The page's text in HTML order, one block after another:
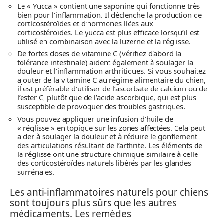
Le « Yucca » contient une saponine qui fonctionne très
bien pour l’inflammation. Il déclenche la production de
corticostéroïdes et d’hormones liées aux
corticostéroïdes. Le yucca est plus efficace lorsqu’il est
utilisé en combinaison avec la luzerne et la réglisse.
De fortes doses de vitamine C (vérifiez d’abord la
tolérance intestinale) aident également à soulager la
douleur et l’inflammation arthritiques. Si vous souhaitez
ajouter de la vitamine C au régime alimentaire du chien,
il est préférable d’utiliser de l’ascorbate de calcium ou de
l’ester C, plutôt que de l’acide ascorbique, qui est plus
susceptible de provoquer des troubles gastriques.
Vous pouvez appliquer une infusion d’huile de
« réglisse » en topique sur les zones affectées. Cela peut
aider à soulager la douleur et à réduire le gonflement
des articulations résultant de l’arthrite. Les éléments de
la réglisse ont une structure chimique similaire à celle
des corticostéroïdes naturels libérés par les glandes
surrénales.
Les anti-inflammatoires naturels pour chiens
sont toujours plus sûrs que les autres
médicaments. Les remèdes